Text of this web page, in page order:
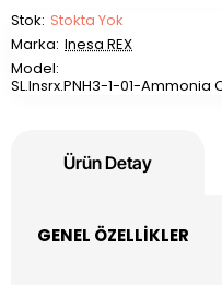
Stok: Stokta Yok
Marka: Inesa REX
Model:
SL.Insrx.PNH3-1-01-
Ürün Detay
GENEL ÖZELLİKLER